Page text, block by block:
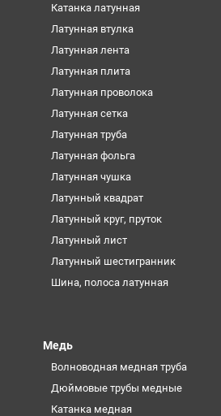
Катанка латунная
Латунная втулка
Латунная лента
Латунная плита
Латунная проволока
Латунная сетка
Латунная труба
Латунная фольга
Латунная чушка
Латунный квадрат
Латунный круг, пруток
Латунный лист
Латунный шестигранник
Шина, полоса латунная
Медь
Волноводная медная труба
Дюймовые трубы медные
Катанка медная